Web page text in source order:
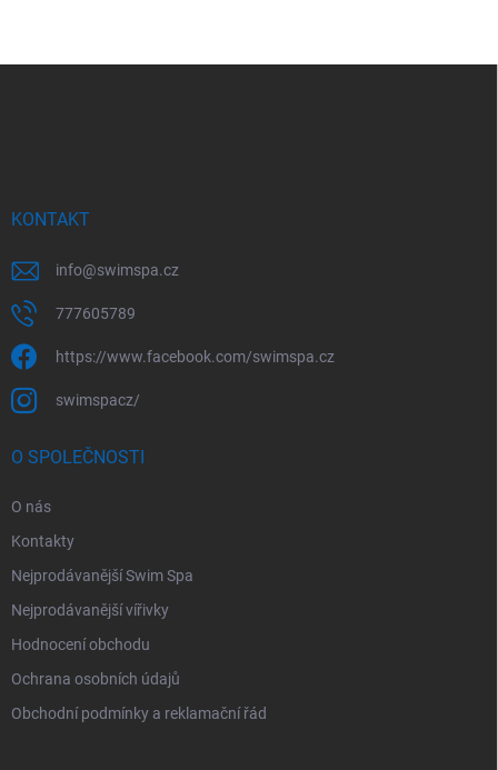
KONTAKT
info@swimspa.cz
777605789
https://www.facebook.com/swimspa.cz
swimspacz/
O SPOLEČNOSTI
O nás
Kontakty
Nejprodávanější Swim Spa
Nejprodávanější vířivky
Hodnocení obchodu
Ochrana osobních údajů
Obchodní podmínky a reklamační řád